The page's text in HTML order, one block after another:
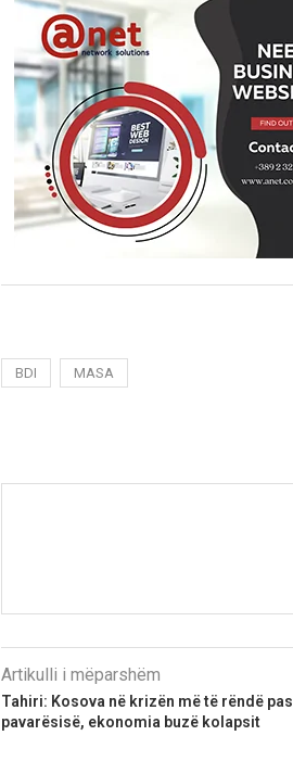
BDI MASA
Artikulli i mëparshëm
​Tahiri: Kosova në krizën më të rëndë pas
pavarësisë, ekonomia buzë kolapsit